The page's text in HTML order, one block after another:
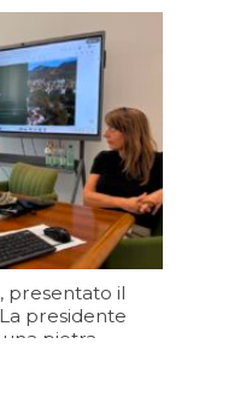
presentato il
presidente
pietra